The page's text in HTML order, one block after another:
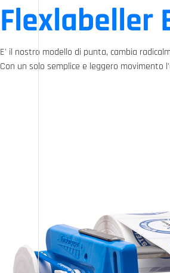
Flexlabeller
E' il nostro modello di punta, cambia
Con un solo semplice e leggero movimento